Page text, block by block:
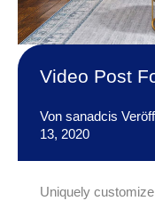
Video Post
Von sanadcis
13, 2020
Uniquely